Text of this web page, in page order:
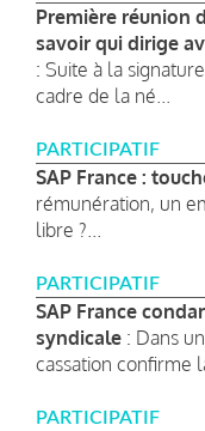
Première réunion
savoir qui dirige
: Suite à la
cadre de la né...
PARTICIPATIF
SAP France :
rémunération, un
libre ?...
PARTICIPATIF
SAP France
syndicale : Dans
cassation confirme
PARTICIPATIF